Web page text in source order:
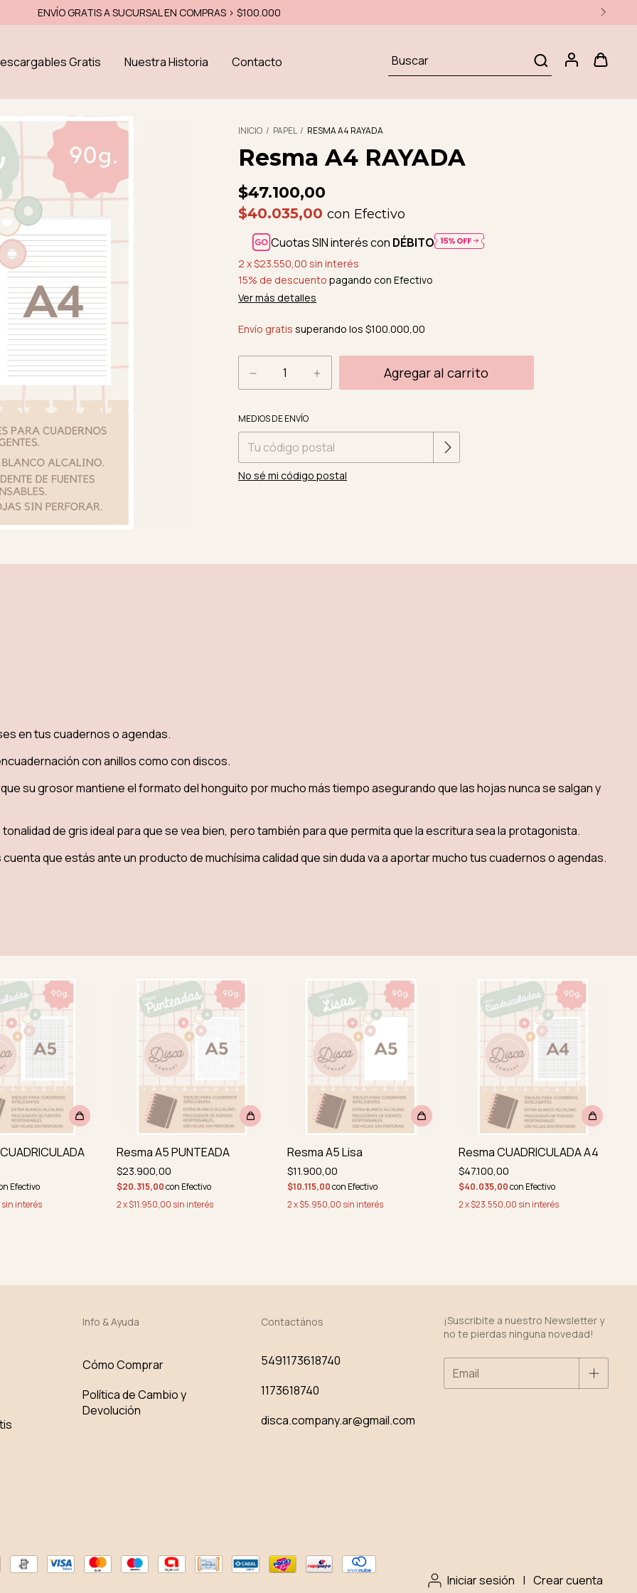
ENVÍO GRATIS A SUCURSAL EN COMPRAS > $100.000
Gratis Nuestra Historia Contacto
INICIO / PAPEL / RESMA A4 RAYADA
Resma A4 RAYADA
$47.100,00
$40.035,00con Efectivo
Cuotas SIN interés con DÉBITO
2 x$23.550,00 sin interés
15% de descuento pagando con Efectivo
Ver más detalles
Envío gratis superando los$100.000,00
Entregas para el CP:
MEDIOS DE ENVÍO
No sé mi código postal
en tus cuadernos o agendas.
con anillos como con discos.
su grosor mantiene el formato del honguito por mucho más tiempo asegurando que las hojas nunca se salgan y
de gris ideal para que se vea bien, pero también para que permita que la escritura sea la protagonista.
que estás ante un producto de muchísima calidad que sin duda va a aportar mucho tus cuadernos o agendas.
Efectivo
sin interés
Resma A5 PUNTEADA
$23.900,00
$20.315,00con Efectivo
2x$11.950,00 sin interés
Resma A5 Lisa
$11.900,00
$10.115,00con Efectivo
2x$5.950,00 sin interés
Resma CUADRICULADA A4
$47.100,00
$40.035,00con Efectivo
2x$23.550,00 sin interés
Info & Ayuda
Cómo Comprar
Política de Cambio y
Devolución
Contactános
5491173618740
1173618740
disca.company.ar@gmail.com
¡Suscribite a nuestro Newsletter y
no te pierdas ninguna novedad!
Iniciar sesión | Crear cuenta